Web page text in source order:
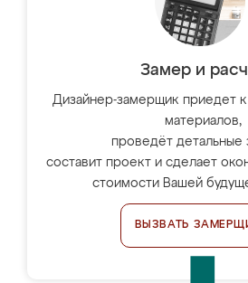
Замер и
Дизайнер-замерщик приедет
материалов,
проведёт детальные
составит проект и сделает
стоимости Вашей
ВЫЗВАТЬ